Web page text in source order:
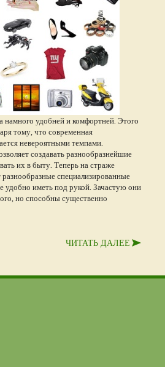
намного удобней и комфортней. Этого
тому, что современная
невероятными темпами.
создавать разнообразнейшие
их в быту. Теперь на страже
специализированные
удобно иметь под рукой. Зачастую они
но способны существенно
ЧИТАТЬ ДАЛЕЕ